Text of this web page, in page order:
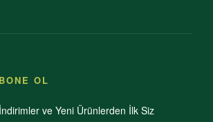
OL
ve Yeni Ürünlerden İlk Siz